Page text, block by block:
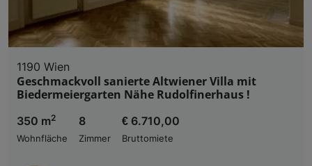
1190 Wien
Geschmackvoll sanierte Altwiener Villa mit
Biedermeiergarten Nähe Rudolfinerhaus !
350 m2
Wohnfläche
8
Zimmer
€ 6.710,00
Bruttomiete